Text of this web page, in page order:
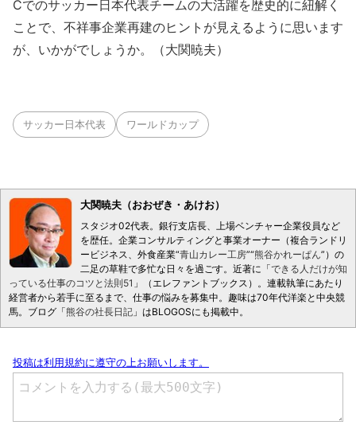
Cでのサッカー日本代表チームの大活躍を歴史的に紐解く
ことで、不祥事企業再建のヒントが見えるように思います
が、いかがでしょうか。（大関暁夫）
サッカー日本代表 ワールドカップ
大関暁夫（おおぜき・あけお）
スタジオ02代表。銀行支店長、上場ベンチャー企業役員など
を歴任。企業コンサルティングと事業オーナー（複合ランドリ
ービジネス、外食産業“青山カレー工房”“熊谷かれーぱん”）の
二足の草鞋で多忙な日々を過ごす。近著に「できる人だけが知
っている仕事のコツと法則51 」（エレファントブックス）。連載執筆にあたり
経営者から若手に至るまで、仕事の悩みを募集中。趣味は70年代洋楽と中央競
馬。ブログ「熊谷の社長日記 」はBLOGOSにも掲載中。